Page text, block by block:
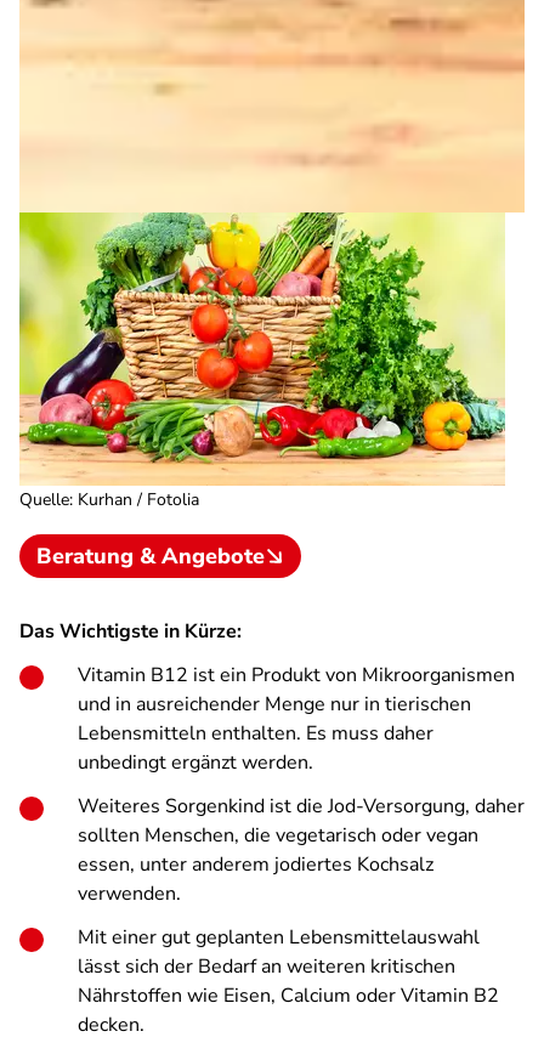
Quelle: Kurhan / Fotolia
Beratung & Angebote
Das Wichtigste in Kürze:
Vitamin B12 ist ein Produkt von Mikroorganismen
und in ausreichender Menge nur in tierischen
Lebensmitteln enthalten. Es muss daher
unbedingt ergänzt werden.
Weiteres Sorgenkind ist die Jod-Versorgung, daher
sollten Menschen, die vegetarisch oder vegan
essen, unter anderem jodiertes Kochsalz
verwenden.
Mit einer gut geplanten Lebensmittelauswahl
lässt sich der Bedarf an weiteren kritischen
Nährstoffen wie Eisen, Calcium oder Vitamin B2
decken.